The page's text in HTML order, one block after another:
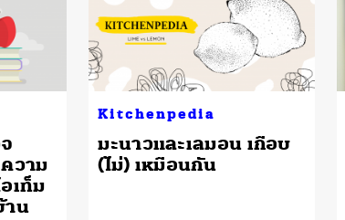
วาม
เท็ม
าน
Kitchenpedia
มะนาวและเลมอน เกือบ
(ไม่) เหมือนกัน